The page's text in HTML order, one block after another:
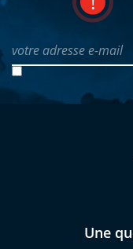
votre adresse e-mail
Une